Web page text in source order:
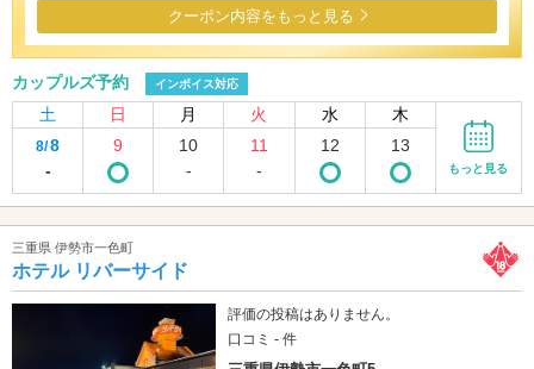
クーポン内容をもっと見る
カップルズ予約 インボイス対応
土 日 月 火 水 木
8/8
-
9
10
-
11
-
12 13
もっと見る
三重県 伊勢市一色町
ホテル リバーサイド
評価の投稿はありません。
口コミ - 件